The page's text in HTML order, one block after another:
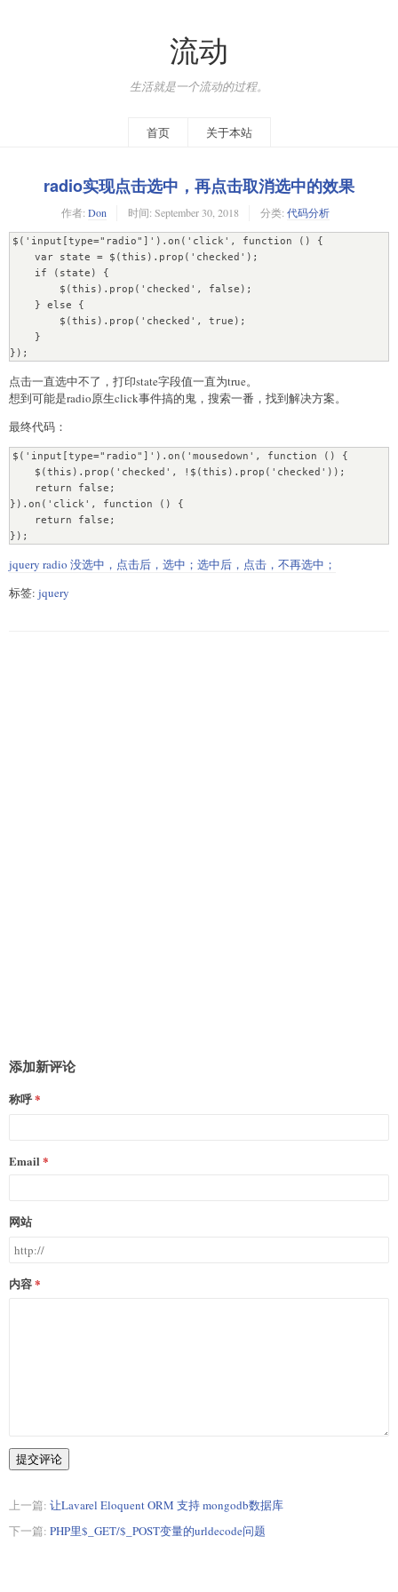
流动
生活就是一个流动的过程。
首页 关于本站
radio实现点击选中，再点击取消选中的效果
作者: Don 时间: September 30, 2018 分类: 代码分析
$('input[type="radio"]').on('click', function () {
});
点击一直选中不了，打印state字段值一直为true。
想到可能是radio原生click事件搞的鬼，搜索一番，找到解决方案。
最终代码：
$('input[type="radio"]').on('mousedown', function () {
}).on('click', function () {
});
jquery radio 没选中，点击后，选中；选中后，点击，不再选中；
标签: jquery
添加新评论
称呼
Email
网站
内容
提交评论
上一篇: 让Lavarel Eloquent ORM 支持 mongodb数据库
下一篇: PHP里$_GET/$_POST变量的urldecode问题